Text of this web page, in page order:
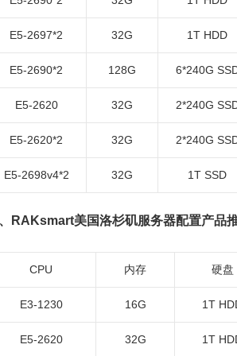
E5-2697*2 32G 1T HDD
E5-2690*2 128G 6*240G
E5-2620 32G 2*240G
E5-2620*2 32G 2*240G
E5-2698v4*2 32G 1T SSD
RAKsmart美国洛杉矶服务器配置产品
CPU 内存 硬盘
E3-1230 16G 1T
E5-2620 32G 1T